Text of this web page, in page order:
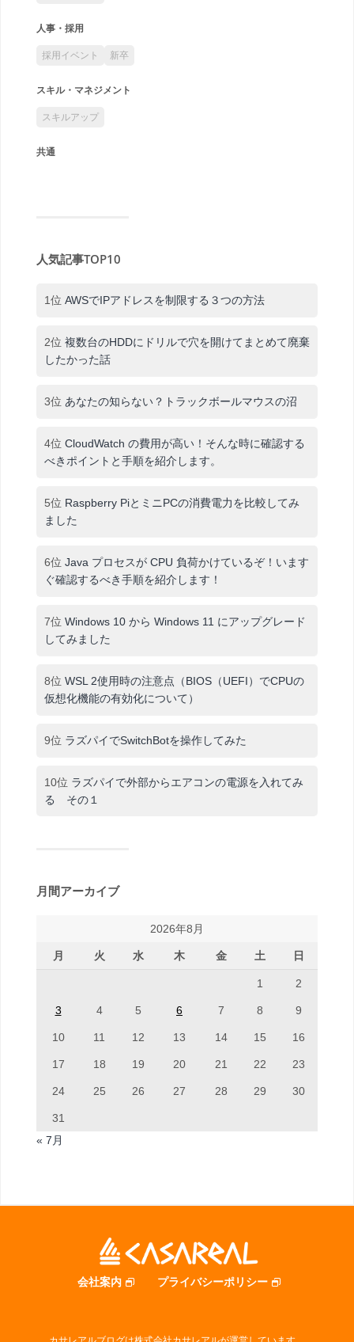
人事・採用
採用イベント 新卒
スキル・マネジメント
スキルアップ
共通
人気記事TOP10
1位 AWSでIPアドレスを制限する３つの方法
2位 複数台のHDDにドリルで穴を開けてまとめて廃棄
したかった話
3位 あなたの知らない？トラックボールマウスの沼
4位 CloudWatch の費用が高い！そんな時に確認する
べきポイントと手順を紹介します。
5位 Raspberry PiとミニPCの消費電力を比較してみ
ました
6位 Java プロセスが CPU 負荷かけているぞ！います
ぐ確認するべき手順を紹介します！
7位 Windows 10 から Windows 11 にアップグレード
してみました
8位 WSL 2使用時の注意点（BIOS（UEFI）でCPUの
仮想化機能の有効化について）
9位 ラズパイでSwitchBotを操作してみた
10位 ラズパイで外部からエアコンの電源を入れてみ
る その１
月間アーカイブ
2026年8月
月 火 水 木 金 土 日
1 2
3 4 5 6 7 8 9
10 11 12 13 14 15 16
17 18 19 20 21 22 23
24 25 26 27 28 29 30
31
« 7月
会社案内 プライバシーポリシー